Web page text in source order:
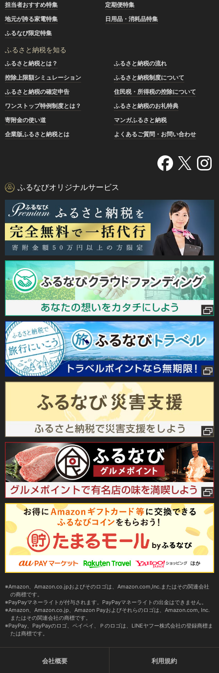
担当者おすすめ特集
定期便特集
地元が誇る家電特集
日用品・消耗品特集
ふるなび限定特集
ふるさと納税を知る
ふるさと納税とは？
ふるさと納税の流れ
控除上限額シミュレーション
ふるさと納税制度について
ふるさと納税の確定申告
住民税・所得税の控除について
ワンストップ特例制度とは？
ふるさと納税のお礼特典
寄附金の使い道
マンガふるさと納税
企業版ふるさと納税とは
よくあるご質問・お問い合わせ
ふるなびオリジナルサービス
Amazon、Amazon.co.jpおよびそのロゴは、Amazon.com,Inc.またはその関連会社
の商標です。
PayPayマネーライトが付与されます。PayPayマネーライトの出金はできません。
Amazon、Amazon.co.jp、Amazon Payおよびそれらのロゴは、Amazon.com, Inc.
またはその関連会社の商標です。
PayPay、PayPayのロゴ、ペイペイ、Ｐのロゴは、LINEヤフー株式会社の登録商標ま
たは商標です。
会社概要 利用規約